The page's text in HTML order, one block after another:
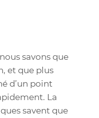
savons que
et que plus
d’un point
La
savent que